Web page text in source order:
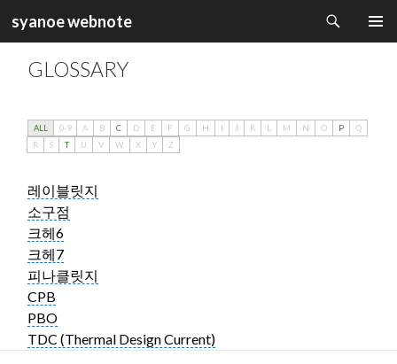
syanoe webnote
색
GLOSSARY
ALL 0-9 A B C D E F G H I J K L M N O P
Q
R
S T U V W X Y Z
레이블릿지
소구점
크헤6
크헤7
피나클릿지
CPB
PBO
TDC (Thermal Design Current)